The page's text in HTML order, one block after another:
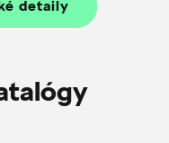
detaily